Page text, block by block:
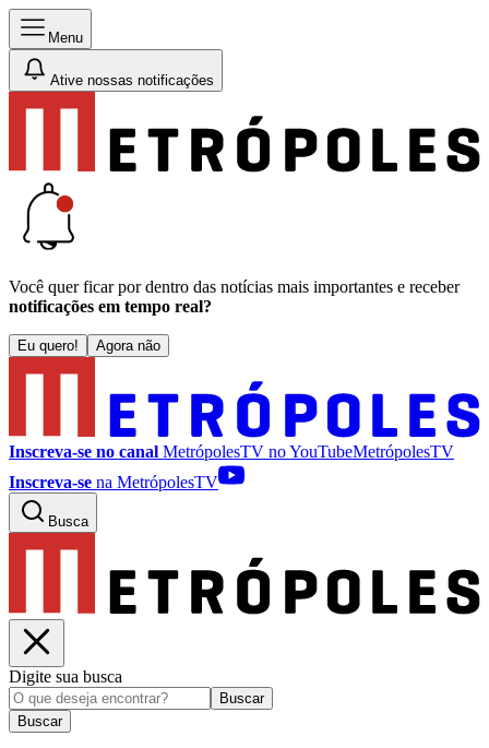
Menu
Ative nossas notificações
Você quer ficar por dentro das notícias mais importantes e receber
notificações em tempo real?
Eu quero! Agora não
Inscreva-se no canal MetrópolesTV noYouTubeMetrópolesTV
Inscreva-se na MetrópolesTV
Busca
Digite sua busca
Buscar
Buscar